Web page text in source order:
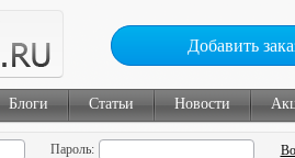
Добавить
Блоги Статьи Новости
Пароль: